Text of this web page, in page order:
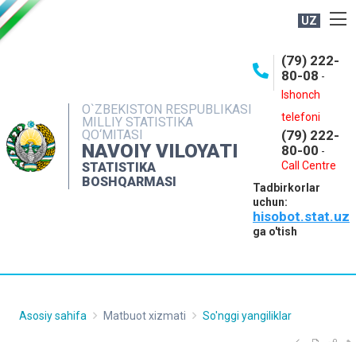
UZ
O`ZBEKISTON RESPUBLIKASI
MILLIY STATISTIKA
QO‘MITASI
NAVOIY VILOYATI
STATISTIKA
BOSHQARMASI
(79) 222-
80-08 -
Ishonch
telefoni
(79) 222-
80-00 -
Call Centre
Tadbirkorlar
uchun:
hisobot.stat.uz
ga o'tish
OCHIQ MA'LUMOTLAR
INTERAKTIV XIZMATLAR
MUROJAATLAR
Asosiy sahifa Matbuot xizmati So'nggi yangiliklar